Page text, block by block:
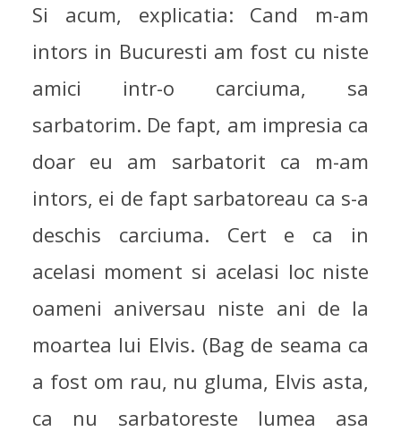
Si acum, explicatia: Cand m-am
intors in Bucuresti am fost cu niste
amici intr-o carciuma, sa
sarbatorim. De fapt, am impresia ca
doar eu am sarbatorit ca m-am
intors, ei de fapt sarbatoreau ca s-a
deschis carciuma. Cert e ca in
acelasi moment si acelasi loc niste
oameni aniversau niste ani de la
moartea lui Elvis. (Bag de seama ca
a fost om rau, nu gluma, Elvis asta,
ca nu sarbatoreste lumea asa